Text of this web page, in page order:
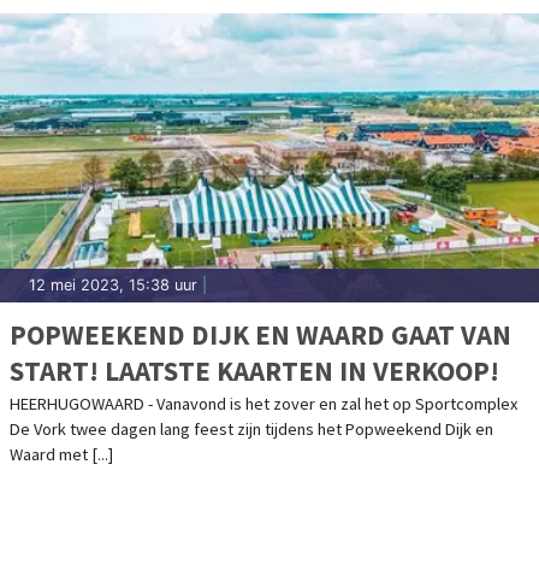
12 mei 2023, 15:38 uur
POPWEEKEND DIJK EN WAARD GAAT VAN
START! LAATSTE KAARTEN IN VERKOOP!
HEERHUGOWAARD - Vanavond is het zover en zal het op Sportcomplex
De Vork twee dagen lang feest zijn tijdens het Popweekend Dijk en
Waard met [...]